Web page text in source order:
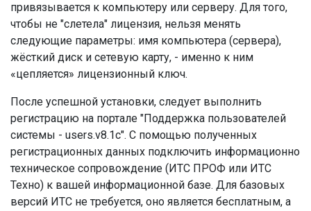
привязывается к компьютеру или серверу. Для того,
чтобы не "слетела" лицензия, нельзя менять
следующие параметры: имя компьютера (сервера),
жёсткий диск и сетевую карту, - именно к ним
«цепляется» лицензионный ключ.
После успешной установки, следует выполнить
регистрацию на портале "Поддержка пользователей
системы - users.v8.1c". С помощью полученных
регистрационных данных подключить информационно
техническое сопровождение (ИТС ПРОФ или ИТС
Техно) к вашей информационной базе. Для базовых
версий ИТС не требуется, оно является бесплатным, а